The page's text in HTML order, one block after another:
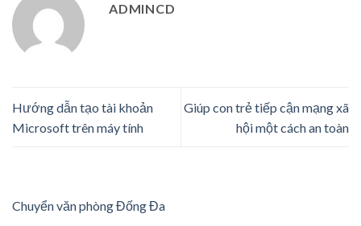
ADMINCD
Hướng dẫn tạo tài khoản
Microsoft trên máy tính
Giúp con trẻ tiếp cận mạng xã
hội một cách an toàn
Chuyển văn phòng Đống Đa